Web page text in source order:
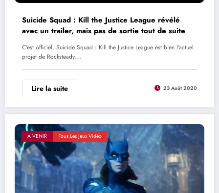
Suicide Squad : Kill the Justice League révélé
avec un trailer, mais pas de sortie tout de suite
C'est officiel, Suicide Squad : Kill the Justice League est bien l'actuel
projet de Rocksteady,…
Lire la suite 23 Août 2020
A VENIR Tous Les Jeux Vidéo